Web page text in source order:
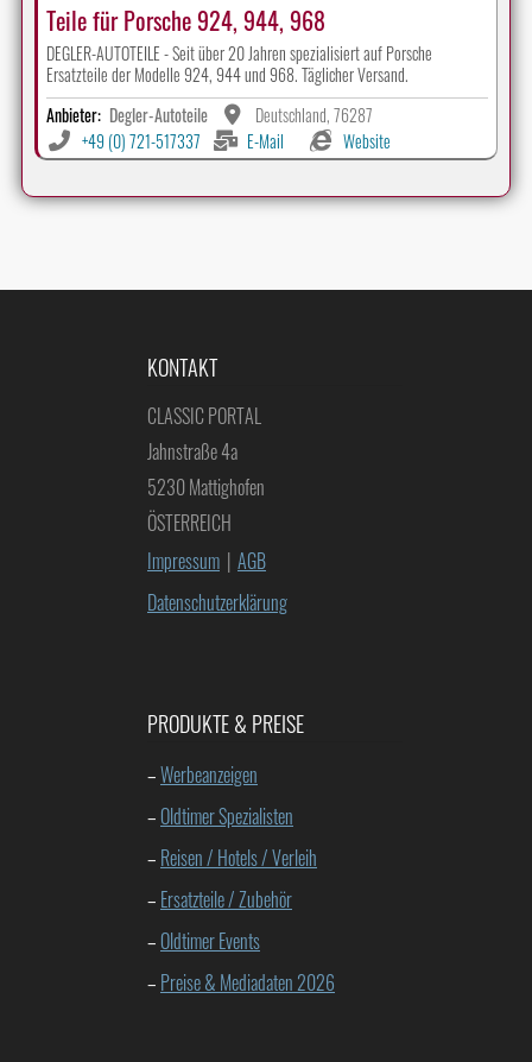
Teile für Porsche 924, 944, 968
DEGLER-AUTOTEILE - Seit über 20 Jahren spezialisiert auf Porsche
Ersatzteile der Modelle 924, 944 und 968. Täglicher Versand.
Anbieter: Degler-Autoteile
Deutschland, 76287
+49 (0) 721-517337
E-Mail Website
KONTAKT
CLASSIC PORTAL
Jahnstraße 4a
5230 Mattighofen
ÖSTERREICH
Impressum | AGB
Datenschutzerklärung
PRODUKTE & PREISE
–Werbeanzeigen
– Oldtimer Spezialisten
– Reisen / Hotels / Verleih
– Ersatzteile / Zubehör
– Oldtimer Events
– Preise & Mediadaten 2026